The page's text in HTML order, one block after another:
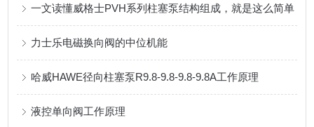
一文读懂威格士PVH系列柱塞泵结构组成，就是这么简单
力士乐电磁换向阀的中位机能
哈威HAWE径向柱塞泵R9.8-9.8-9.8-9.8A工作原理
液控单向阀工作原理